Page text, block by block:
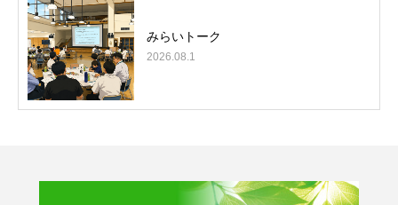
みらいトーク
2026.08.1